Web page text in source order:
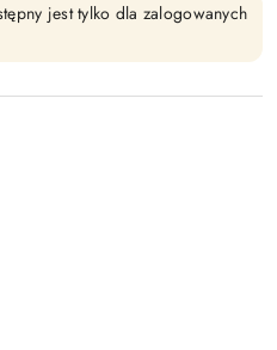
jest tylko dla zalogowanych